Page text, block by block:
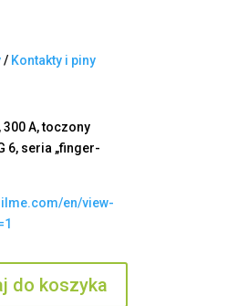
/ Kontakty i piny
A, toczony
6, seria „finger-
en/view-
do koszyka